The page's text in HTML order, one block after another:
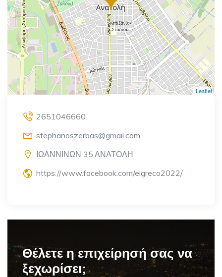
Leaflet
2651046660
stephanoszerbas@gmail.com
ΙΩΑΝΝΙΝΩΝ 35,ΑΝΑΤΟΛΗ
https://www.facebook.com/elgreco2022/
Θέλετε η επιχείρησή σας να
ξεχωρίσει;